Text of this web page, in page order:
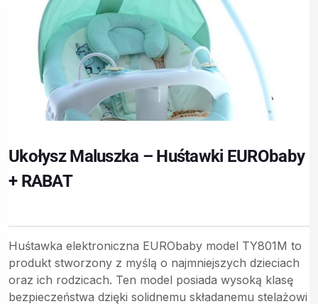
Ukołysz Maluszka – Huśtawki EURObaby
+ RABAT
Huśtawka elektroniczna EURObaby model TY801M to
produkt stworzony z myślą o najmniejszych dzieciach
oraz ich rodzicach. Ten model posiada wysoką klasę
bezpieczeństwa dzięki solidnemu składanemu stelażowi